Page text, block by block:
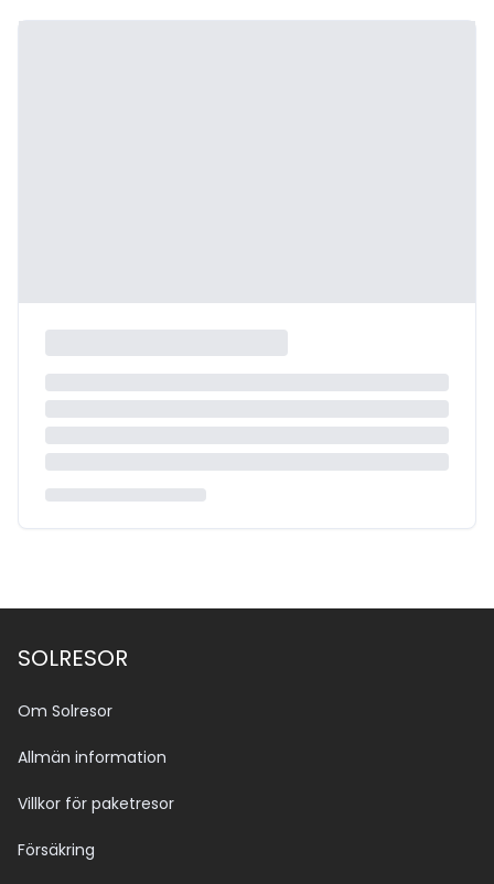
SOLRESOR
Om Solresor
Allmän information
Villkor för paketresor
Försäkring